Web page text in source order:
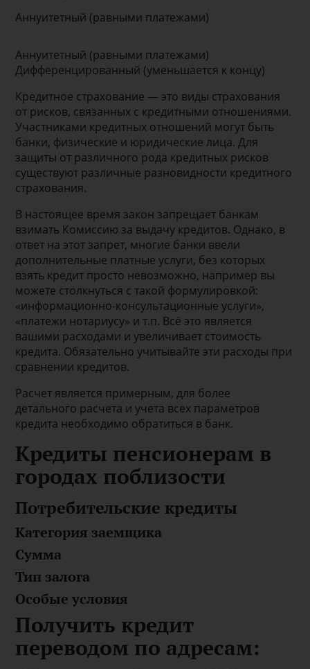
Аннуитетный (равными платежами)
Аннуитетный (равными платежами)
Дифференцированный (уменьшается к концу)
Кредитное страхование — это виды страхования
от рисков, связанных с кредитными отношениями.
Участниками кредитных отношений могут быть
банки, физические и юридические лица. Для
защиты от различного рода кредитных рисков
существуют различные разновидности кредитного
страхования.
В настоящее время закон запрещает банкам
взимать Комиссию за выдачу кредитов. Однако, в
ответ на этот запрет, многие банки ввели
дополнительные платные услуги, без которых
взять кредит просто невозможно, например вы
можете столкнуться с такой формулировкой:
«информационно-консультационные услуги»,
«платежи нотариусу» и т.п. Всё это является
вашими расходами и увеличивает стоимость
кредита. Обязательно учитывайте эти расходы при
сравнении кредитов.
Расчет является примерным, для более
детального расчета и учета всех параметров
кредита необходимо обратиться в банк.
Кредиты пенсионерам в
городах поблизости
Потребительские кредиты
Категория заемщика
Сумма
Тип залога
Особые условия
Получить кредит
переводом по адресам: